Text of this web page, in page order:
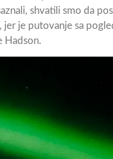
shvatili smo da
je putovanje sa
Hadson.